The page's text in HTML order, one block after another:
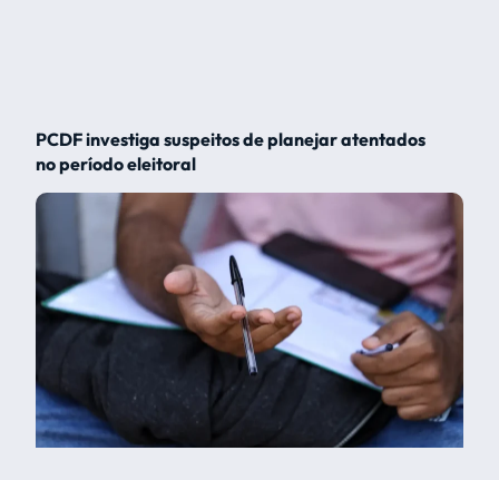
PCDF investiga suspeitos de planejar atentados
no período eleitoral